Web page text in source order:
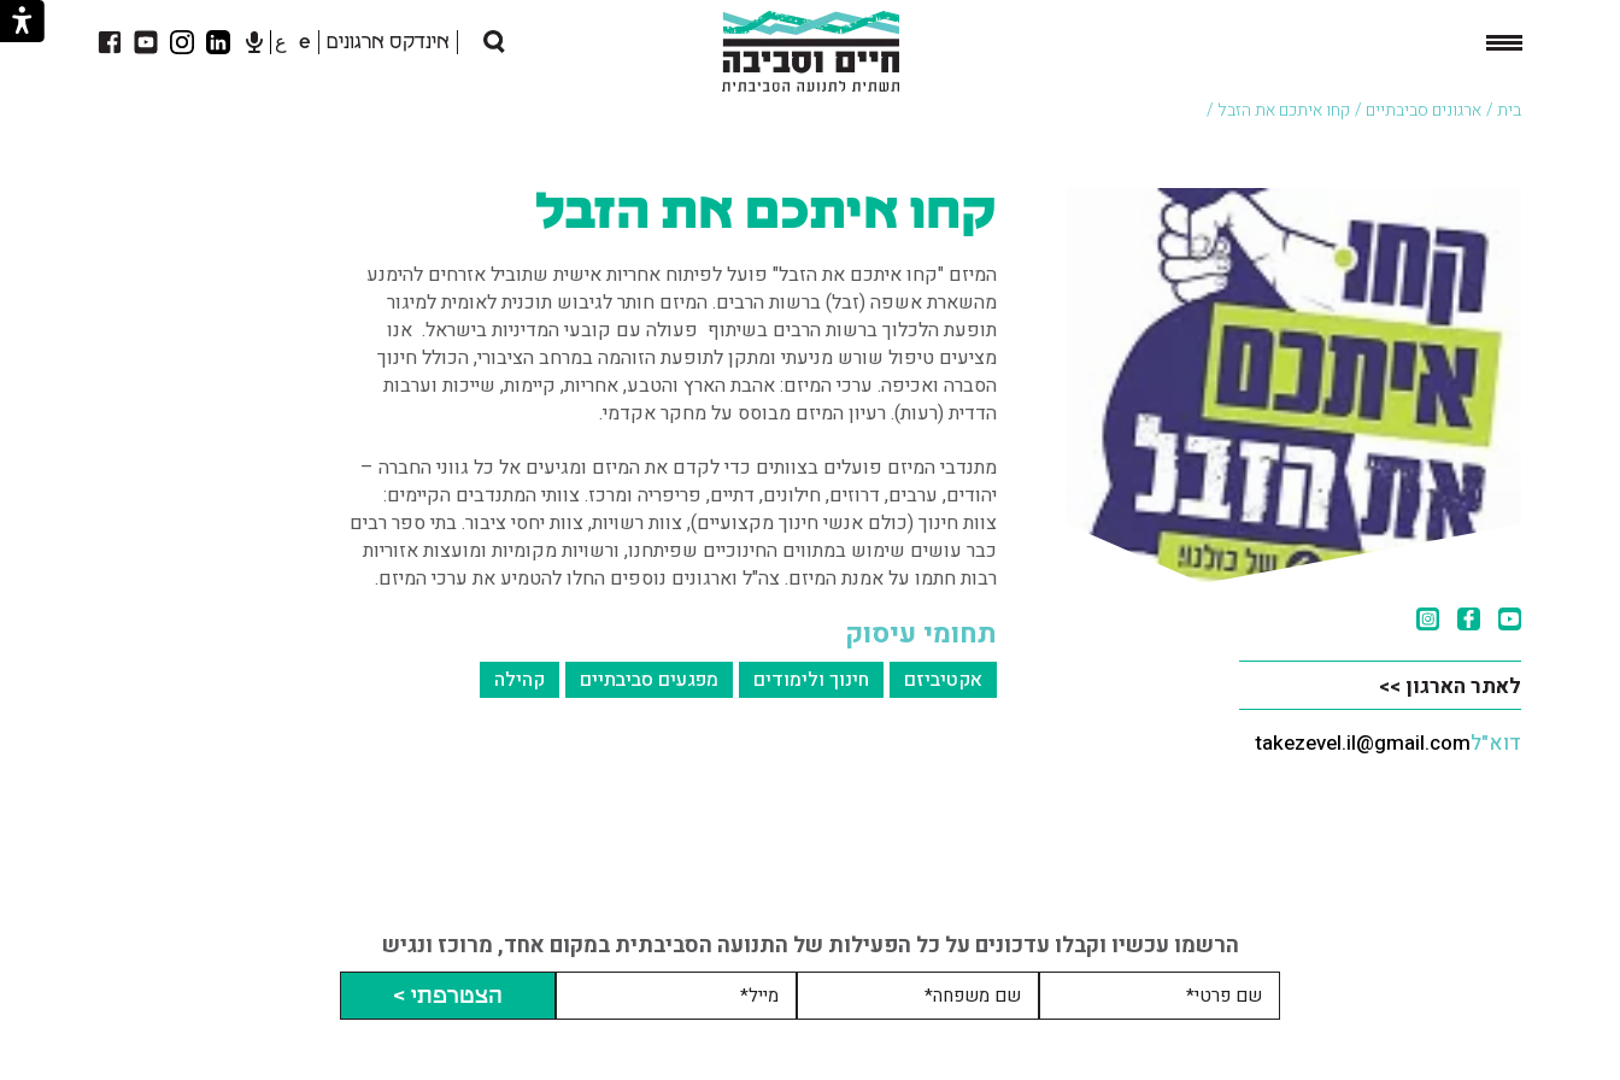
אינדקס ארגונים e ع
בית/ארגונים סביבתיים / קחו איתכם את הזבל /
לאתר הארגון >>
דוא"לtakezevel.il@gmail.com
קחו איתכם את הזבל
המיזם "קחו איתכם את הזבל" פועל לפיתוח אחריות אישית שתוביל אזרחים להימנע
מהשארת אשפה (זבל) ברשות הרבים. המיזם חותר לגיבוש תוכנית לאומית למיגור
תופעת הלכלוך ברשות הרבים בשיתוף פעולה עם קובעי המדיניות בישראל. אנו
מציעים טיפול שורש מניעתי ומתקן לתופעת הזוהמה במרחב הציבורי, הכולל חינוך
הסברה ואכיפה. ערכי המיזם: אהבת הארץ והטבע, אחריות, קיימות, שייכות וערבות
הדדית (רעות). רעיון המיזם מבוסס על מחקר אקדמי.
מתנדבי המיזם פועלים בצוותים כדי לקדם את המיזם ומגיעים אל כל גווני החברה –
יהודים, ערבים, דרוזים, חילונים, דתיים, פריפריה ומרכז. צוותי המתנדבים הקיימים:
צוות חינוך (כולם אנשי חינוך מקצועיים), צוות רשויות, צוות יחסי ציבור. בתי ספר רבים
כבר עושים שימוש במתווים החינוכיים שפיתחנו, ורשויות מקומיות ומועצות אזוריות
רבות חתמו על אמנת המיזם. צה"ל וארגונים נוספים החלו להטמיע את ערכי המיזם.
תחומי עיסוק
אקטיביזם חינוך ולימודים מפגעים סביבתיים קהילה
הרשמו עכשיו וקבלו עדכונים על כל הפעילות של התנועה הסביבתית במקום אחד, מרוכז ונגיש
הצטרפתי >